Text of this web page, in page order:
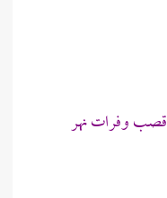
وفرات نهر